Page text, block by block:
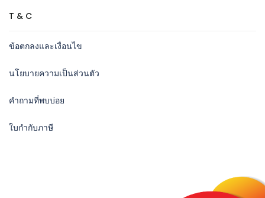
T & C
ข้อตกลงและเงื่อนไข
นโยบายความเป็นส่วนตัว
คำถามที่พบบ่อย
ใบกำกับภาษี